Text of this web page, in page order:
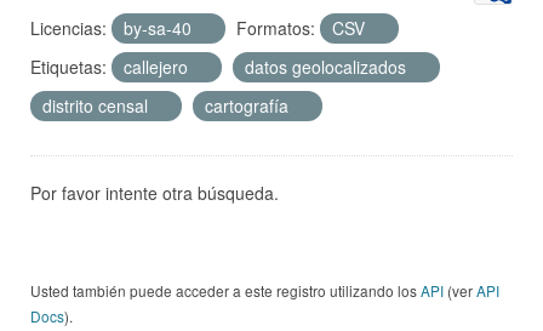
Licencias: by-sa-40 Formatos:
CSV
Etiquetas:
callejero
datos geolocalizados
distrito censal
cartografía
Por favor intente otra búsqueda.
Usted también puede acceder a este registro utilizando losAPI (verAPI
Docs).